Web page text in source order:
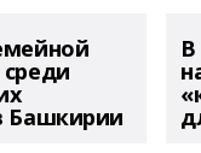
Башкирии